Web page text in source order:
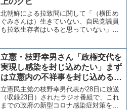
北朝鮮による拉致問に関して「（横田め
ぐみさんは）生きていない、自民党議員
も拉致生存者はいると思っていない」な
が、衆院選の公認を辞退し出馬も取りや
める意向であることがわ...
立憲・枝野幸男さん「政権交代を
実現し感染を封じ込めたい」まず
は立憲内の不祥事を封じ込めるの
が先では？【マガジン123号】
立憲民主党の枝野幸男代表が28日に放送
（収録23日）されたラジオ番組で、これ
までの政府の新型コロナ感染症対策を批